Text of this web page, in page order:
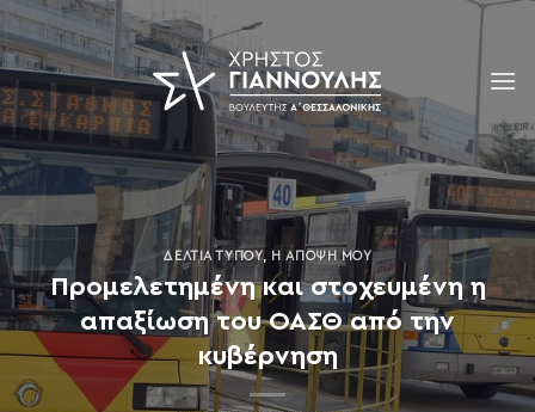
Skip
to
content
ΔΕΛΤΊΑ ΤΎΠΟΥ, Η ΆΠΟΨΗ ΜΟΥ
Προμελετημένη και στοχευμένη η
απαξίωση του ΟΑΣΘ από την
κυβέρνηση